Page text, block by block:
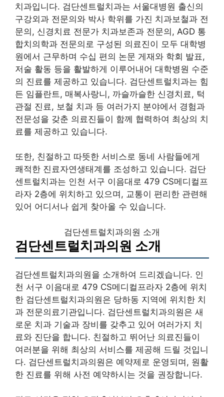
치과입니다. 검단센트럴치과는 서울대병원 출신의
구강외과 전문의와 박사 학위를 가진 치과보철과 전
문의, 신경치료 전문가 치과보존과 전문의, AGD 통
합치의학과 전문의로 구성된 의료진이 모두 대학병
원에서 근무하며 수십 편의 논문 게재와 학회 발표,
저술 활동 등을 활발하게 이루어내어 대학병원 수준
의 진료를 제공하고 있습니다. 검단센트럴치과는 힘
든 임플란트, 매복사랑니, 까슬까슬한 신경치료, 턱
관절 진료, 보철 치과 등 여러가지 분야에서 경험과
전문성을 갖춘 의료진들이 함께 협력하여 최상의 치
료를 제공하고 있습니다.
또한, 친절하고 따뜻한 서비스로 동네 사람들에게
쾌적한 진료자연생태계를 조성하고 있습니다. 검단
센트럴치과는 인천 서구 이음대로 479 CS메디컬프
라자 2층에 위치하고 있으며, 교통이 편리한 관련해
있어 어디서나 쉽게 찾아올 수 있습니다.
검단센트럴치과의원 소개
검단센트럴치과의원 소개
검단센트럴치과의원을 소개하여 드리겠습니다. 인
천 서구 이음대로 479 CS메디컬프라자 2층에 위치
한 검단센트럴치과의원은 당하동 지역에 위치한 치
과 전문의료기관입니다. 검단센트럴치과의원은 새
로운 치과 기술과 장비를 갖추고 있어 여러가지 치
료와 진단을 합니다. 친절하고 뛰어난 의료진들이
여러분을 위해 최상의 서비스를 제공해 드릴 것입니
다. 검단센트럴치과의원은 예약제로 운영되며, 원활
한 진료를 위해 사전 예약하시는 것을 권장합니다.